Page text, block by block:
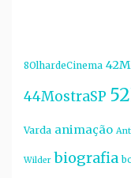
8OlhardeCinema
44MostraSP
Varda animação
Wilder biografia